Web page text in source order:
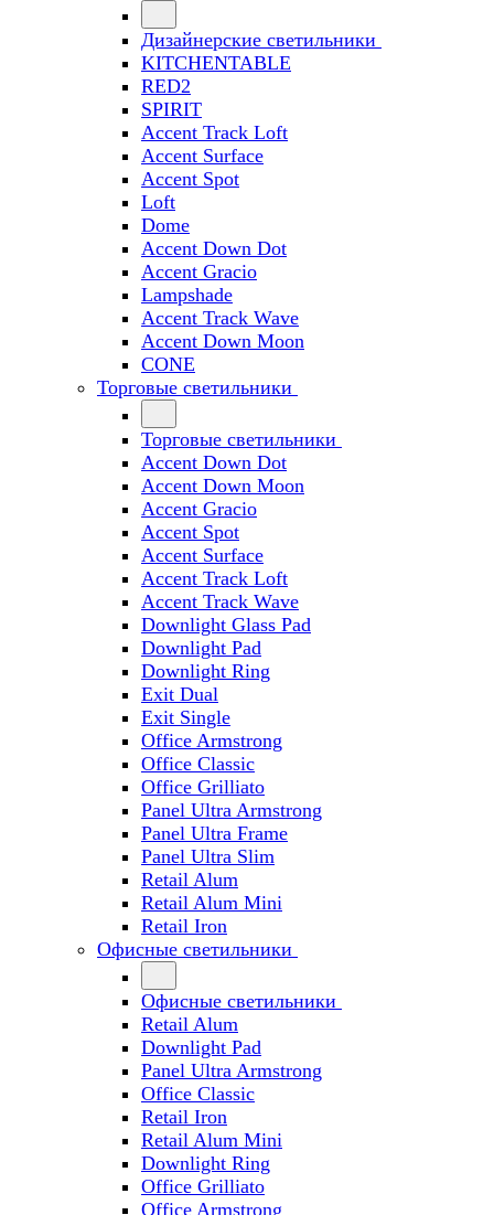
Дизайнерские светильники
KITCHENTABLE
RED2
SPIRIT
Accent Track Loft
Accent Surface
Accent Spot
Loft
Dome
Accent Down Dot
Accent Gracio
Lampshade
Accent Track Wave
Accent Down Moon
CONE
Торговые светильники
Торговые светильники
Accent Down Dot
Accent Down Moon
Accent Gracio
Accent Spot
Accent Surface
Accent Track Loft
Accent Track Wave
Downlight Glass Pad
Downlight Pad
Downlight Ring
Exit Dual
Exit Single
Office Armstrong
Office Classic
Office Grilliato
Panel Ultra Armstrong
Panel Ultra Frame
Panel Ultra Slim
Retail Alum
Retail Alum Mini
Retail Iron
Офисные светильники
Офисные светильники
Retail Alum
Downlight Pad
Panel Ultra Armstrong
Office Classic
Retail Iron
Retail Alum Mini
Downlight Ring
Office Grilliato
Office Armstrong